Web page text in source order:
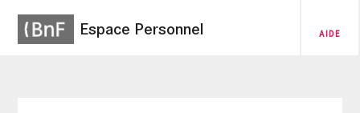
Espace Personnel AIDE